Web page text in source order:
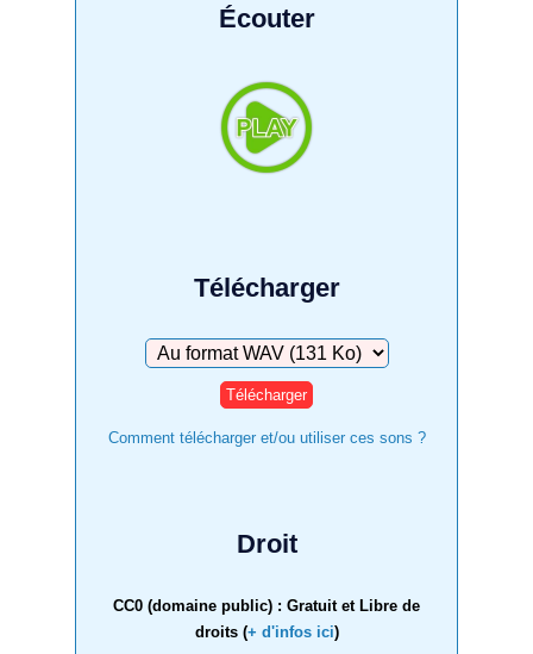
Écouter
Télécharger
Télécharger
Comment télécharger et/ou utiliser ces sons ?
Droit
CC0 (domaine public) : Gratuit et Libre de
droits (+ d'infos ici)